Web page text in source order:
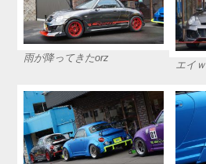
雨が降ってきたorz
エイｗ